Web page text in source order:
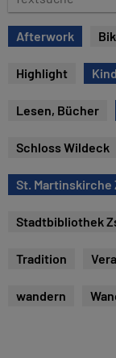
e
x
t
Afterwork
Highlight
Lesen, Bücher
Schloss Wildeck
St. Martinskirche
Stadtbibliothek
Tradition
wandern